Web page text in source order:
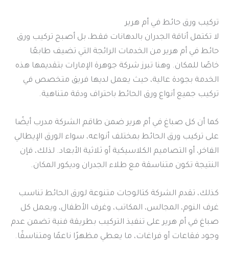
تركيب ورق حائط في أم هرير
لا تكتمل أناقة الجدران بالدهانات فقط، بل أصبح تركيب ورق
حائط في أم هرير من الخدمات الرائجة التي تضيف طابعًا
خاصًا للمكان. وهنا تبرز شركة جوهرة الإمارات بتقديمها هذه
الخدمة بجودة عالية، حيث يعمل لديها فريق متخصص في
تركيب جميع أنواع ورق الحائط باحتراف ودقة متناهية.
كما أن كل صباغ في أم هرير ضمن طاقم الشركة مدرب أيضًا
على تركيب ورق الحائط بمختلف أنواعه، سواء الورق الإيطالي
الفاخر، أو التصاميم الكلاسيكية أو ثلاثية الأبعاد. لذلك، فإن
النتيجة تكون متناسقة مع طلاء الجدران وديكور المكان.
كذلك، تقدم الشركة كتالوجات متنوعة لورق الحائط تناسب
غرف النوم، المجالس، المكاتب، وغرف الأطفال، ويعمل كل
صباغ في أم هرير على تنفيذ التركيب بطريقة فنية تضمن عدم
وجود فقاعات أو فراغات، ما يعطي مظهرًا ناعمًا ومتناسقًا.